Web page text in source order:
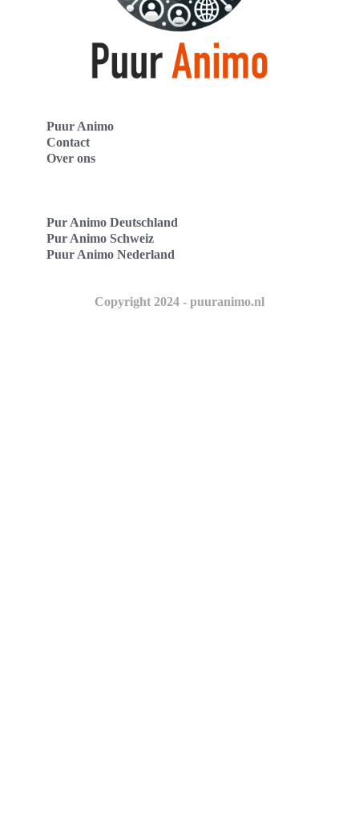
Puur Animo
Contact
Over ons
Pur Animo Deutschland
Pur Animo Schweiz
Puur Animo Nederland
Copyright 2024 - puuranimo.nl